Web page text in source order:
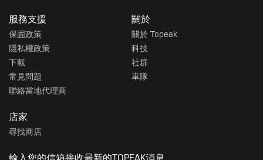
服務支援
保固政策
隱私權政策
下載
常見問題
聯絡當地代理商
關於
關於 Topeak
科技
社群
車隊
店家
尋找商店
輸入您的信箱接收最新的TOPEAK消息